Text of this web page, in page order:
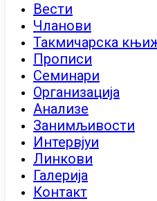
Вести
Чланови
Такмичарска
Прописи
Семинари
Организација
Анализе
Занимљивости
Интервјуи
Линкови
Галерија
Контакт